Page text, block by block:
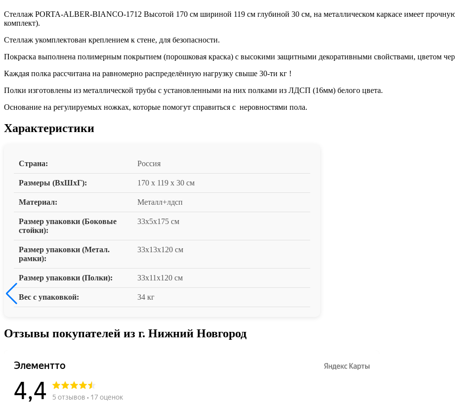
Стеллаж PORTA-ALBER-BIANCO-1712 Высотой 170 см шириной 119 см глубиной 30 см, на металлическом каркасе имеет
комплект).
Стеллаж укомплектован креплением к стене, для безопасности.
Покраска выполнена полимерным покрытием (порошковая краска) с высокими защитными декоративными свойствами, цветом
Каждая полка рассчитана на равномерно распределённую нагрузку свыше 30-ти кг !
Полки изготовлены из металлической трубы с установленными на них полками из ЛДСП (16мм) белого цвета.
Основание на регулируемых ножках, которые помогут справиться с неровностями пола.
Характеристики
Страна: Россия
Размеры (ВxШxГ): 170 x 119 x 30 см
Материал: Металл+лдсп
Размер упаковки (Боковые
стойки):
33х5х175 см
Размер упаковки (Метал.
рамки):
33х13х120 см
Размер упаковки (Полки): 33х11х120 см
Вес с упаковкой: 34 кг
Отзывы покупателей из г. Нижний Новгород